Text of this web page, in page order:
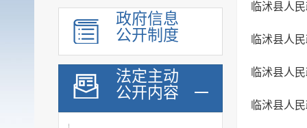
政府信息
公开制度
法定主动
公开内容
临沭县人
临沭县人
临沭县人
临沭县人